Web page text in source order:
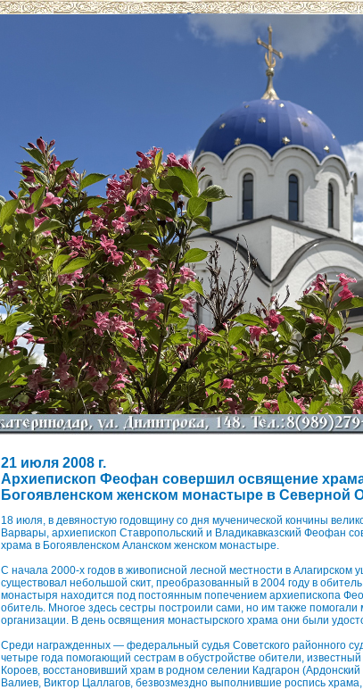
21 июля 2008 г.
Архиепископ Феофан совершил освящение
Богоявленском женском монастыре в Северной
18 июля, в девяностую годовщину со дня мученической кончины
Варвары, архиепископ Ставропольский и Владикавказский Феофан
храма в Богоявленском Аланском женском монастыре.
С начала 2000-х годов в живописной лесной местности в
существовал небольшой скит, преобразованный в 2004 году в
монастыря находится под постоянным попечением архиепископа
обитель. Многое здесь сестры построили сами, но им также помогали
организации. В день освящения монастырского храма они были
Среди награжденных — федеральный судья Советского районного
четыре года помогающий сестрам в обустройстве обители,
Короев, восстановивший храм в родном селении Кадгарон
Валиев, Виктор Цаллагов, безвозмездно выполнившие роспись храма,